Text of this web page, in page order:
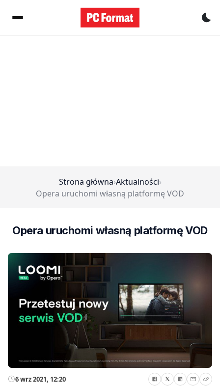
Strona główna›Aktualności›
Opera uruchomi własną platformę VOD
Opera uruchomi własną platformę VOD
6 wrz 2021, 12:20